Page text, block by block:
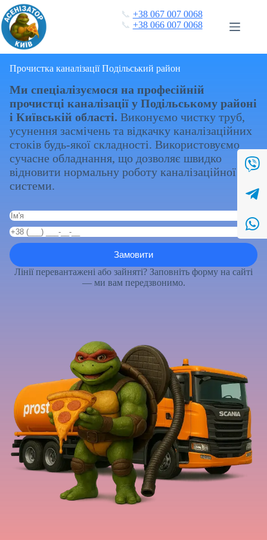
Перейти
до
вмісту
📞 +38 067 007 0068
📞 +38 066 007 0068
Прочистка каналізації Подільський район
Ми спеціалізуємося на професійній
прочистці каналізації у Подільському районі
і Київській області. Виконуємо чистку труб,
усунення засмічень та відкачку каналізаційних
стоків будь-якої складності. Використовуємо
сучасне обладнання, що дозволяє швидко
відновити нормальну роботу каналізаційної
системи.
Лінії перевантажені або зайняті? Заповніть форму на сайті
— ми вам передзвонимо.